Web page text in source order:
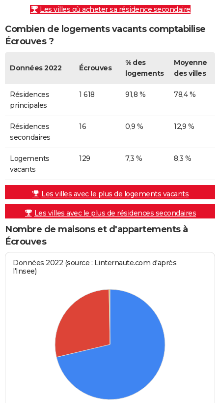
Les villes où acheter sa résidence secondaire
Combien de logements vacants comptabilise
Écrouves ?
Données 2022 Écrouves
% des
logements
Moyenne
des villes
Résidences
principales
1 618 91,8 % 78,4 %
Résidences
secondaires
16 0,9 % 12,9 %
Logements
vacants
129 7,3 % 8,3 %
Les villes avec le plus de logements vacants
Les villes avec le plus de résidences secondaires
Nombre de maisons et d'appartements à
Écrouves
Données 2022 (source : Linternaute.com d'après
l'Insee)